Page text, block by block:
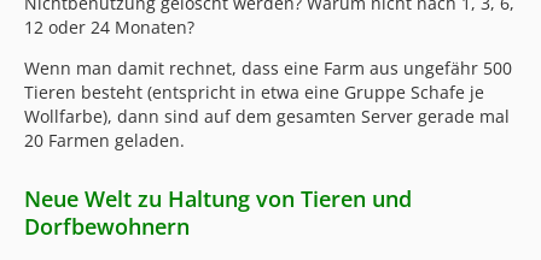
12 oder 24 Monaten?
Wenn man damit rechnet, dass eine Farm aus ungefähr 500
Tieren besteht (entspricht in etwa eine Gruppe Schafe je
Wollfarbe), dann sind auf dem gesamten Server gerade mal
20 Farmen geladen.
Neue Welt zu Haltung von Tieren und
Dorfbewohnern